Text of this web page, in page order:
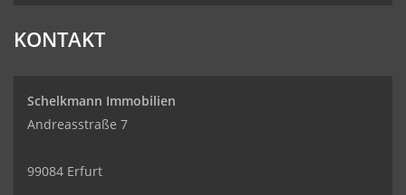
KONTAKT
Schelkmann Immobilien
Andreasstraße 7
99084 Erfurt